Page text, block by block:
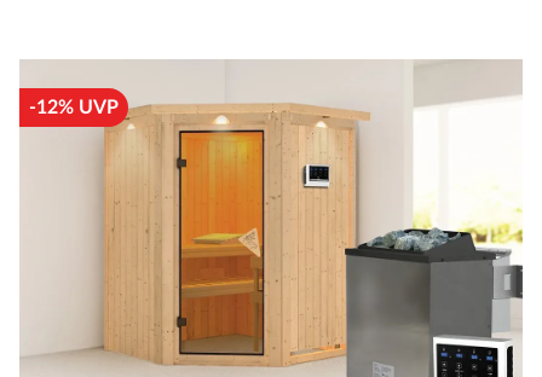
-12% UVP